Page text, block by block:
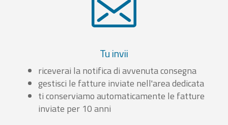
Tu invii
riceverai la notifica di avvenuta consegna
gestisci le fatture inviate nell'area dedicata
ti conserviamo automaticamente le fatture
inviate per 10 anni